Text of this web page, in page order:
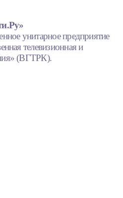
унитарное предприятие
телевизионная и
(ВГТРК).